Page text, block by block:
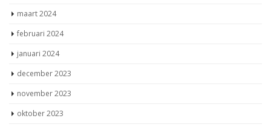
maart 2024
februari 2024
januari 2024
december 2023
november 2023
oktober 2023